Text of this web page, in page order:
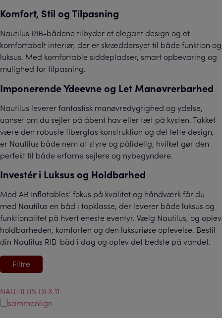
Komfort, Stil og Tilpasning
Nautilus RIB-bådene tilbyder et elegant design og et
komfortabelt interiør, der er skræddersyet til både funktion og
luksus. Med komfortable siddepladser, smart opbevaring og
mulighed for tilpasning.
Imponerende Ydeevne og Let Manøvrerbarhed
Nautilus leverer fantastisk manøvredygtighed og ydelse,
uanset om du sejler på åbent hav eller tæt på kysten. Takket
være den robuste fiberglas konstruktion og det lette design,
er Nautilus både nem at styre og pålidelig, hvilket gør den
perfekt til både erfarne sejlere og nybegyndere.
Investér i Luksus og Holdbarhed
Med AB Inflatables’ fokus på kvalitet og håndværk får du
med Nautilus en båd i topklasse, der leverer både luksus og
funktionalitet på hvert eneste eventyr. Vælg Nautilus, og oplev
holdbarheden, komforten og den luksuriøse oplevelse. Bestil
din Nautilus RIB-båd i dag og oplev det bedste på vandet.
Filtre
NAUTILUS DLX 11
sammenlign